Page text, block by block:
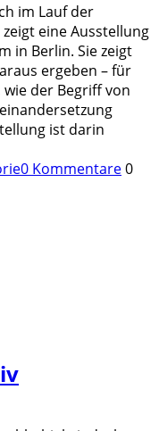
im Lauf der
eine Ausstellung
in Berlin. Sie zeigt
ergeben – für
der Begriff von
ist darin
0 Kommentare0